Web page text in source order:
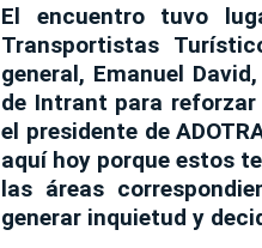
El encuentro tuvo
Transportistas
general, Emanuel David
de Intrant para
el presidente de
aquí hoy porque estos
las áreas
generar inquietud y